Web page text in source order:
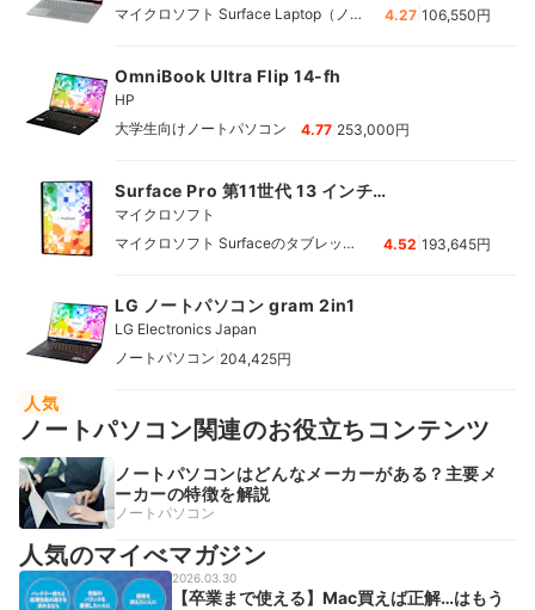
マイクロソフト Surface Laptop（ノー
4.27| 106,550円
OmniBook Ultra Flip 14-fh
HP
大学生向けノートパソコン
4.77 253,000円
Surface Pro 第11世代 13 インチ
（Snapdragon X Elite）
マイクロソフト
マイクロソフト Surfaceのタブレット
4.52 193,645円
LG ノートパソコン gram 2in1
LG Electronics Japan
ノートパソコン 204,425円
人気
ノートパソコン関連のお役立ちコンテンツ
ノートパソコンはどんなメーカーがある？主要メ
ーカーの特徴を解説
ノートパソコン
人気のマイべマガジン
2026.03.30
【卒業まで使える】Mac買えば正解…はもう